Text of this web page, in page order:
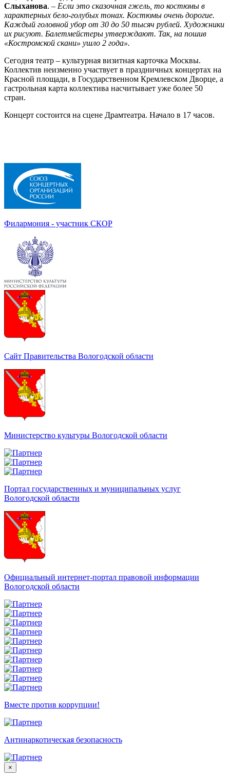
Слыханова. – Если это сказочная гжель, то костюмы в
характерных бело-голубых тонах. Костюмы очень дорогие.
Каждый головной убор от 30 до 50 тысяч рублей. Художники
их рисуют. Балетмейстеры утверждают. Так, на пошив
«Костромской скани» ушло 2 года».
Сегодня театр – культурная визитная карточка Москвы.
Коллектив неизменно участвует в праздничных концертах на
Красной площади, в Государственном Кремлевском Дворце, а
гастрольная карта коллектива насчитывает уже более 50
стран.
Концерт состоится на сцене Драмтеатра. Начало в 17 часов.
Филармония - участник СКОР
Сайт Правительства Вологодской области
Министерство культуры Вологодской области
Портал государственных и муниципальных услуг
Вологодской области
Официальный интернет-портал правовой информации
Вологодской области
Вместе против коррупции!
Антинаркотическая безопасность
×